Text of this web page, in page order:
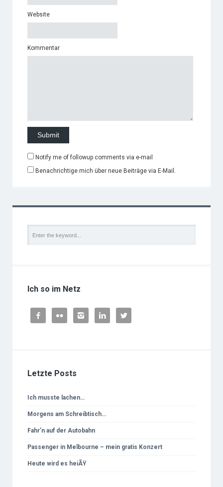
Website
Kommentar
Notify me of followup comments via e-mail
Benachrichtige mich über neue Beiträge via E-Mail.
Ich so im Netz
    
Letzte Posts
Ich musste lachen…
Morgens am Schreibtisch…
Fahr’n auf der Autobahn
Passenger in Melbourne – mein gratis Konzert
Heute wird es heiÃŸ